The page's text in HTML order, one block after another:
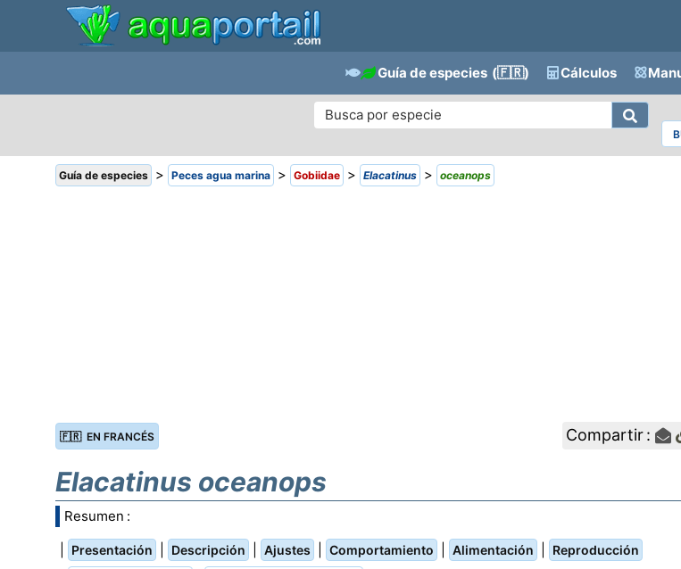
Guía de especies (🇫🇷) Cálculos
Guía de especies > Peces agua marina > Gobiidae > Elacatinus > oceanops
🇫🇷 EN FRANCÉS Compartir :
Elacatinus oceanops
Resumen :
Presentación Descripción Ajustes Comportamiento Alimentación Reproducción